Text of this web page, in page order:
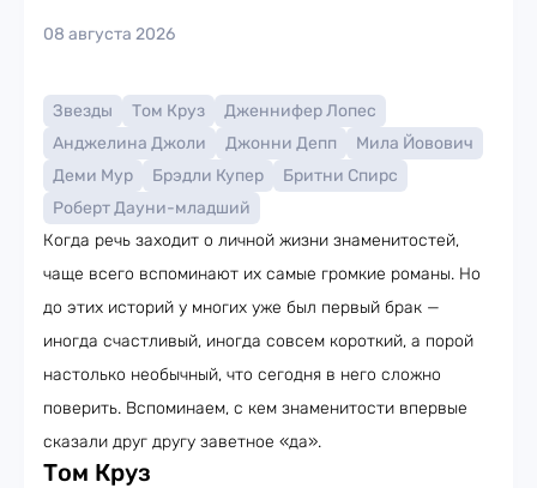
08 августа 2026
Звезды Том Круз
Дженнифер Лопес
Анджелина Джоли
Джонни Депп
Мила Йовович
Деми Мур
Брэдли Купер
Бритни Спирс
Роберт Дауни-младший
Когда речь заходит о личной жизни знаменитостей,
чаще всего вспоминают их самые громкие романы. Но
до этих историй у многих уже был первый брак —
иногда счастливый, иногда совсем короткий, а порой
настолько необычный, что сегодня в него сложно
поверить. Вспоминаем, с кем знаменитости впервые
сказали друг другу заветное «да».
Том Круз